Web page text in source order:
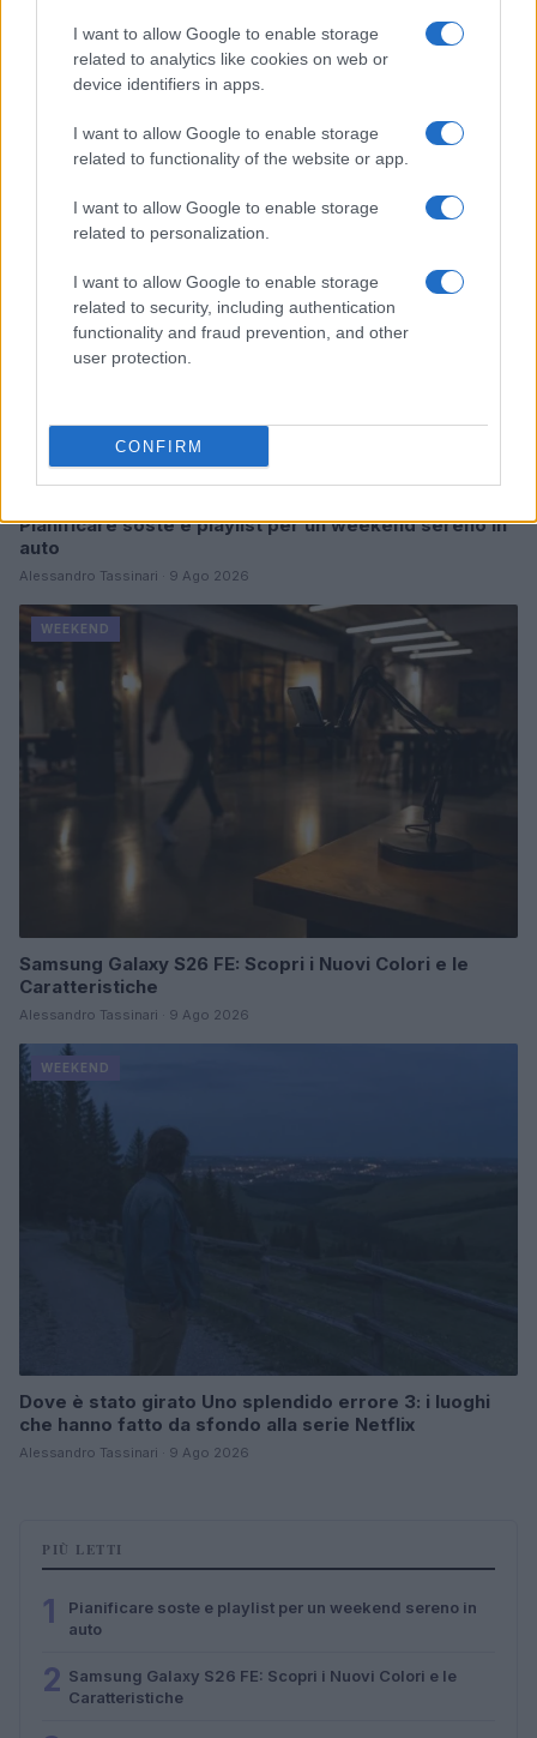
I want to allow Google to enable storage
related to analytics like cookies on web or
device identifiers in apps.
I want to allow Google to enable storage
related to functionality of the website or app.
I want to allow Google to enable storage
related to personalization.
I want to allow Google to enable storage
related to security, including authentication
functionality and fraud prevention, and other
user protection.
CONFIRM
Continua a leggere
Pianificare soste e playlist per un weekend sereno in
auto
Alessandro Tassinari · 9 Ago 2026
WEEKEND
Samsung Galaxy S26 FE: Scopri i Nuovi Colori e le
Caratteristiche
Alessandro Tassinari · 9 Ago 2026
WEEKEND
Dove è stato girato Uno splendido errore 3: i luoghi
che hanno fatto da sfondo alla serie Netflix
Alessandro Tassinari · 9 Ago 2026
PIÙ LETTI
1
Pianificare soste e playlist per un weekend sereno in
auto
2 Samsung Galaxy S26 FE: Scopri i Nuovi Colori e le
Caratteristiche